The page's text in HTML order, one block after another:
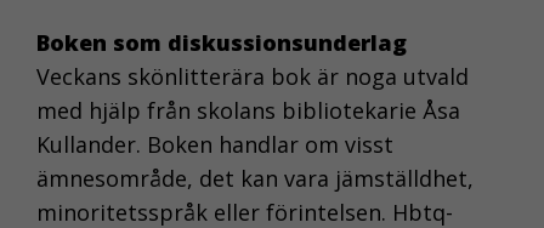
Boken som diskussionsunderlag
Veckans skönlitterära bok är noga utvald
med hjälp från skolans bibliotekarie Åsa
Kullander. Boken handlar om visst
ämnesområde, det kan vara jämställdhet,
minoritetsspråk eller förintelsen. Hbtq-